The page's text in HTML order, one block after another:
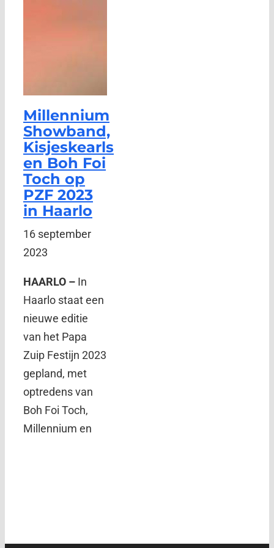
Millennium
Showband,
Kisjeskearls
en Boh Foi
Toch op
PZF 2023
in Haarlo
16 september
2023
HAARLO – In
Haarlo staat een
nieuwe editie
van het Papa
Zuip Festijn 2023
gepland, met
optredens van
Boh Foi Toch,
Millennium en